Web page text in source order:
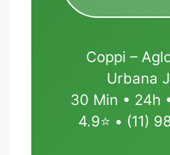
Coppi –
Urbana
30 Min • 24h
4.9⭐ • (11)